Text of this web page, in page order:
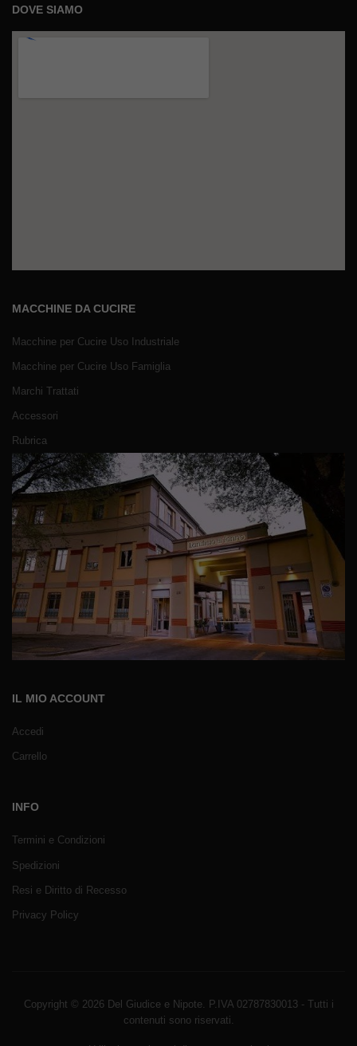
DOVE SIAMO
MACCHINE DA CUCIRE
Macchine per Cucire Uso Industriale
Macchine per Cucire Uso Famiglia
Marchi Trattati
Accessori
Rubrica
IL MIO ACCOUNT
Accedi
Carrello
INFO
Termini e Condizioni
Spedizioni
Resi e Diritto di Recesso
Privacy Policy
Copyright © 2026 Del Giudice e Nipote. P.IVA 02787830013 - Tutti i
contenuti sono riservati.